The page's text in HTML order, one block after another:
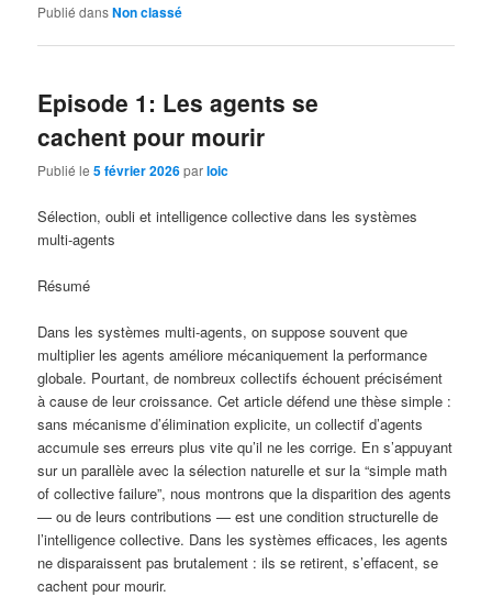
Publié dansNon classé
Episode 1: Les agents se
cachent pour mourir
Publié le5 février 2026parloic
Sélection, oubli et intelligence collective dans les systèmes
multi-agents
Résumé
Dans les systèmes multi-agents, on suppose souvent que
multiplier les agents améliore mécaniquement la performance
globale. Pourtant, de nombreux collectifs échouent précisément
à cause de leur croissance. Cet article défend une thèse simple :
sans mécanisme d’élimination explicite, un collectif d’agents
accumule ses erreurs plus vite qu’il ne les corrige. En s’appuyant
sur un parallèle avec la sélection naturelle et sur la “simple math
of collective failure”, nous montrons que la disparition des agents
— ou de leurs contributions — est une condition structurelle de
l’intelligence collective. Dans les systèmes efficaces, les agents
ne disparaissent pas brutalement : ils se retirent, s’effacent, se
cachent pour mourir.